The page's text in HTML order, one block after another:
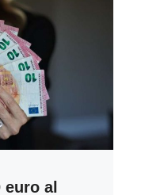
euro al